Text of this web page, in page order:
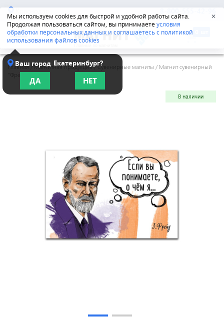
Мы используем cookies для быстрой и удобной работы сайта.
Продолжая пользоваться сайтом, вы принимаетеусловия
обработки персональных данных и соглашаетесь с политикой
использования файлов cookies
✕
Краснодар 8-800-555-42-96
Ваш город Екатеринбург?
ДА НЕТ
Главная /Магнитная продукция/Сувенирные магниты /Магнит сувенирный
"Фрейд"
В наличии